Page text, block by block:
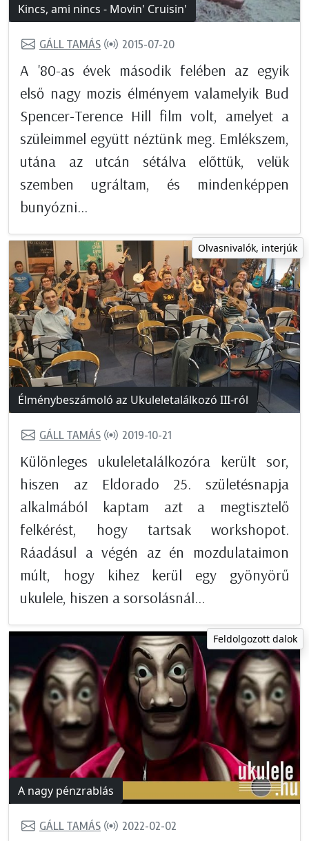
Kincs, ami nincs - Movin' Cruisin'
GÁLL TAMÁS 2015-07-20
A '80-as évek második felében az egyik
első nagy mozis élményem valamelyik Bud
Spencer-Terence Hill film volt, amelyet a
szüleimmel együtt néztünk meg. Emlékszem,
utána az utcán sétálva előttük, velük
szemben ugráltam, és mindenképpen
bunyózni...
Olvasnivalók, interjúk
Élménybeszámoló az Ukuleletalálkozó III-ról
GÁLL TAMÁS 2019-10-21
Különleges ukuleletalálkozóra került sor,
hiszen az Eldorado 25. születésnapja
alkalmából kaptam azt a megtisztelő
felkérést, hogy tartsak workshopot.
Ráadásul a végén az én mozdulataimon
múlt, hogy kihez kerül egy gyönyörű
ukulele, hiszen a sorsolásnál...
Feldolgozott dalok
A nagy pénzrablás
GÁLL TAMÁS 2022-02-02